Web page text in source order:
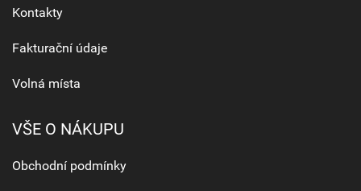
Kontakty
Fakturační údaje
Volná místa
VŠE O NÁKUPU
Obchodní podmínky